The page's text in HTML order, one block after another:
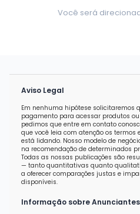
Você será
Aviso Legal
Em nenhuma hipótese solicitaremos
pagamento para acessar produtos ou
pedimos que entre em contato
que você leia com atenção os termos
está lidando. Nosso modelo de
na recomendação de determinados
Todas as nossas publicações são
— tanto quantitativas quanto
a oferecer comparações justas e
disponíveis.
Informação sobre Anunciantes